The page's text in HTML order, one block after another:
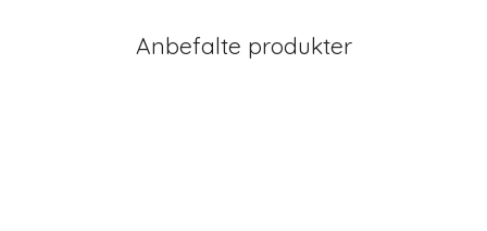
Anbefalte produkter